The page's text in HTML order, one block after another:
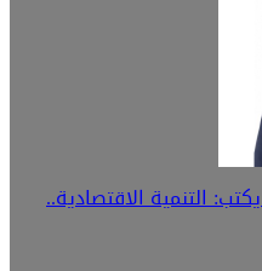
التنمية الاقتصادية..